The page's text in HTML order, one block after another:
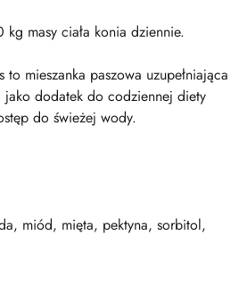
masy ciała konia dziennie.
to mieszanka paszowa uzupełniająca
dodatek do codziennej diety
do świeżej wody.
miód, mięta, pektyna, sorbitol,